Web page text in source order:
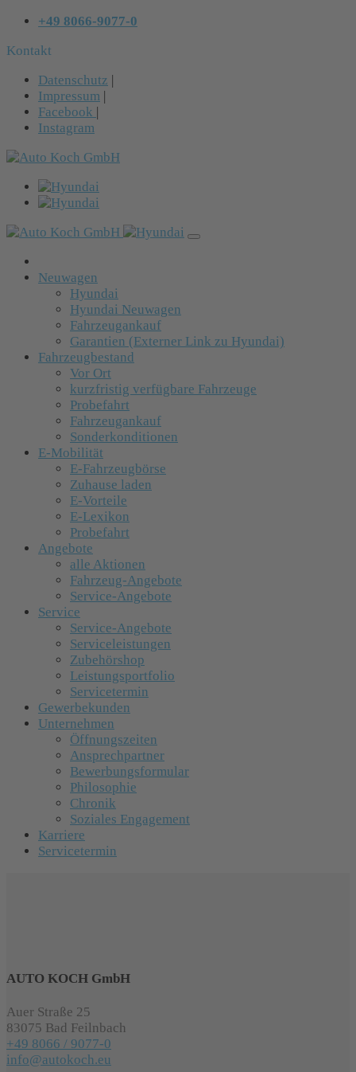
+49 8066-9077-0
Kontakt
Datenschutz |
Impressum |
Facebook |
Instagram
Neuwagen
Hyundai
Hyundai Neuwagen
Fahrzeugankauf
Garantien (Externer Link zu Hyundai)
Fahrzeugbestand
Vor Ort
kurzfristig verfügbare Fahrzeuge
Probefahrt
Fahrzeugankauf
Sonderkonditionen
E-Mobilität
E-Fahrzeugbörse
Zuhause laden
E-Vorteile
E-Lexikon
Probefahrt
Angebote
alle Aktionen
Fahrzeug-Angebote
Service-Angebote
Service
Service-Angebote
Serviceleistungen
Zubehörshop
Leistungsportfolio
Servicetermin
Gewerbekunden
Unternehmen
Öffnungszeiten
Ansprechpartner
Bewerbungsformular
Philosophie
Chronik
Soziales Engagement
Karriere
Servicetermin
AUTO KOCH GmbH
Auer Straße 25
83075 Bad Feilnbach
+49 8066 / 9077-0
info@autokoch.eu